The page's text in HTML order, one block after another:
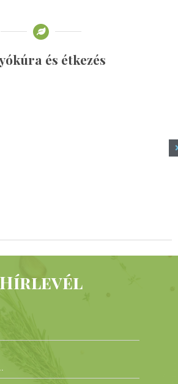
és étkezés
Hírlevél